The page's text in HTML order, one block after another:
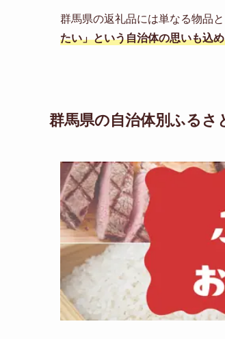
群馬県の返礼品には単なる物品
たい」という自治体の思いも込
群馬県の自治体別ふる